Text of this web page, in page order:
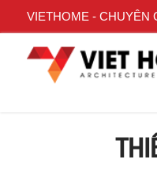
VIETHOME - CHUYÊN